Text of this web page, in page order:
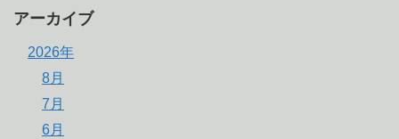
アーカイブ
2026年
8月
7月
6月